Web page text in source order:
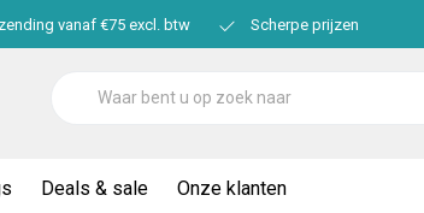
vanaf €75 excl. btw Scherpe prijzen
Deals & sale Onze klanten